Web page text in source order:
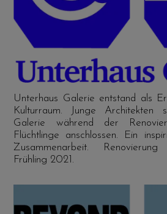
Unterhaus Galerie entstand als
Kulturraum. Junge Architekten
Galerie während der
Flüchtlinge anschlossen. Ein
Zusammenarbeit.
Frühling 2021.